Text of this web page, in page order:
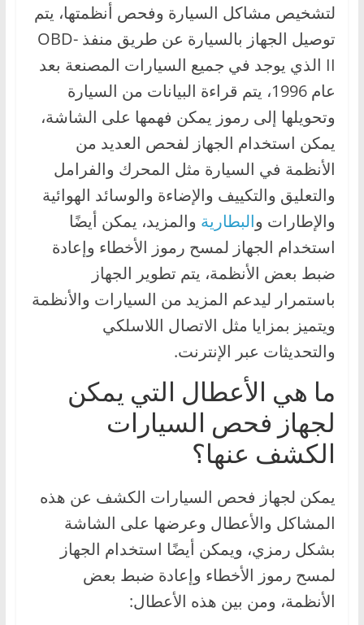
لتشخيص مشاكل السيارة وفحص أنظمتها، يتم
توصيل الجهاز بالسيارة عن طريق منفذ OBD-
II الذي يوجد في جميع السيارات المصنعة بعد
عام 1996، يتم قراءة البيانات من السيارة
وتحويلها إلى رموز يمكن فهمها على الشاشة،
يمكن استخدام الجهاز لفحص العديد من
الأنظمة في السيارة مثل المحرك والفرامل
والتعليق والتكييف والإضاءة والوسائد الهوائية
والإطارات والبطارية والمزيد، يمكن أيضًا
استخدام الجهاز لمسح رموز الأخطاء وإعادة
ضبط بعض الأنظمة، يتم تطوير الجهاز
باستمرار ليدعم المزيد من السيارات والأنظمة
ويتميز بمزايا مثل الاتصال اللاسلكي
والتحديثات عبر الإنترنت.
ما هي الأعطال التي يمكن
لجهاز فحص السيارات
الكشف عنها؟
يمكن لجهاز فحص السيارات الكشف عن هذه
المشاكل والأعطال وعرضها على الشاشة
بشكل رمزي، ويمكن أيضًا استخدام الجهاز
لمسح رموز الأخطاء وإعادة ضبط بعض
الأنظمة، ومن بين هذه الأعطال: